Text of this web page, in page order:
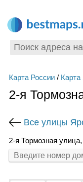
Карта России/
2-я
Все улицы
2-я Тормозная